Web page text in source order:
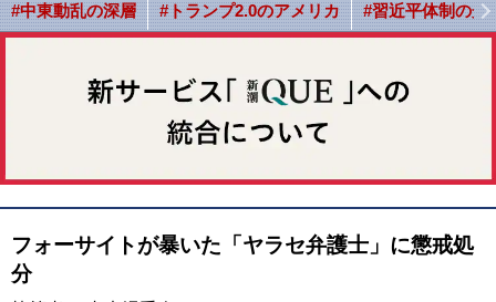
#中東動乱の深層 #トランプ2.0のアメリカ #習近平体制の光
フォーサイトが暴いた「ヤラセ弁護士」に懲戒処
分